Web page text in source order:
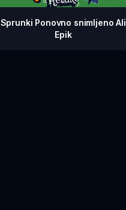
Sprunki Ponovno snimljeno Ali
Epik